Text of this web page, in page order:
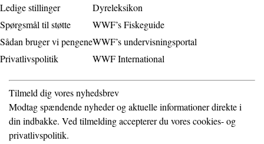
Ledige stillinger
Spørgsmål til støtte
Sådan bruger vi pengene
Privatlivspolitik
Dyreleksikon
WWF’s Fiskeguide
WWF’s undervisningsportal
WWF International
Tilmeld dig vores nyhedsbrev
Modtag spændende nyheder og aktuelle informationer direkte i
din indbakke. Ved tilmelding accepterer du vores cookies- og
privatlivspolitik.